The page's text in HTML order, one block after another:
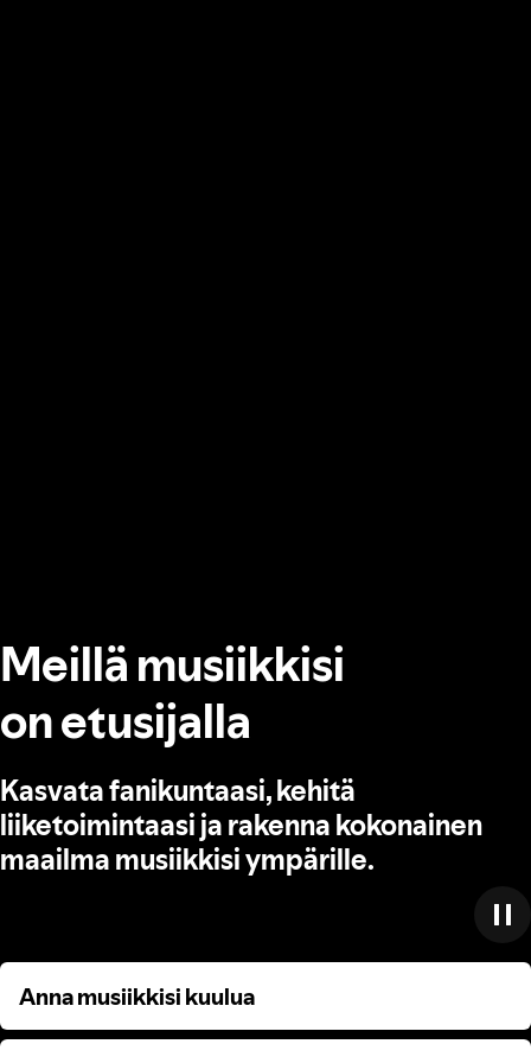
Meillä musiikkisi
on etusijalla
Kasvata fanikuntaasi, kehitä
liiketoimintaasi ja rakenna kokonainen
maailma musiikkisi ympärille.
Anna musiikkisi kuulua
Anna musiikkisi kuulua